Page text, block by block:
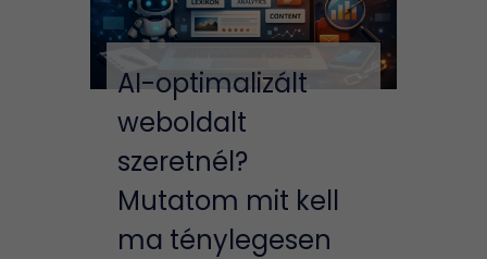
AI-optimalizált
weboldalt
szeretnél?
Mutatom mit kell
ma ténylegesen